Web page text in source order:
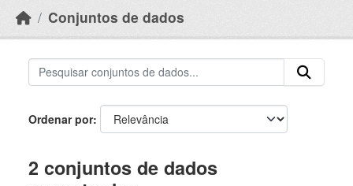
Conjuntos de dados
Ordenar por
2 conjuntos de dados